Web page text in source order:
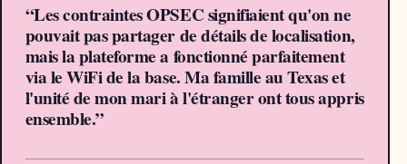
“Les contraintes OPSEC signifiaient qu'on ne
pouvait pas partager de détails de localisation,
mais la plateforme a fonctionné parfaitement
via le WiFi de la base. Ma famille au Texas et
l'unité de mon mari à l'étranger ont tous appris
ensemble.”